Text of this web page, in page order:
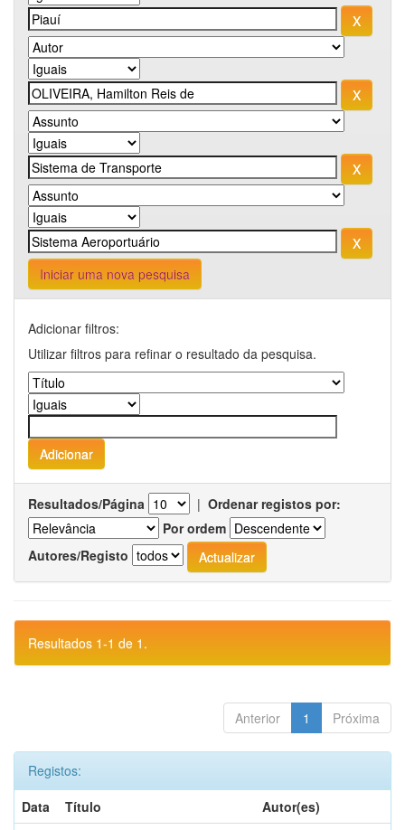
Iniciar uma nova pesquisa
Adicionar filtros:
Utilizar filtros para refinar o resultado da pesquisa.
Resultados/Página | Ordenar registos por:
Por ordem
Autores/Registo
Resultados 1-1 de 1.
Anterior 1 Próxima
Registos:
Data
Título
Autor(es)